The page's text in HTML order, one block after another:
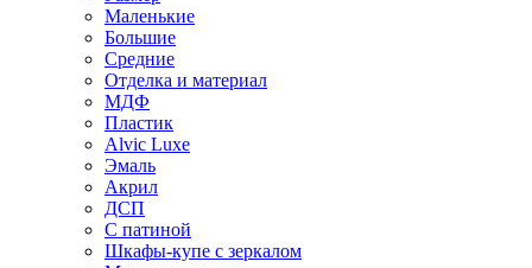
Маленькие
Большие
Средние
Отделка и материал
МДФ
Пластик
Alvic Luxe
Эмаль
Акрил
ДСП
С патиной
Шкафы-купе с зеркалом